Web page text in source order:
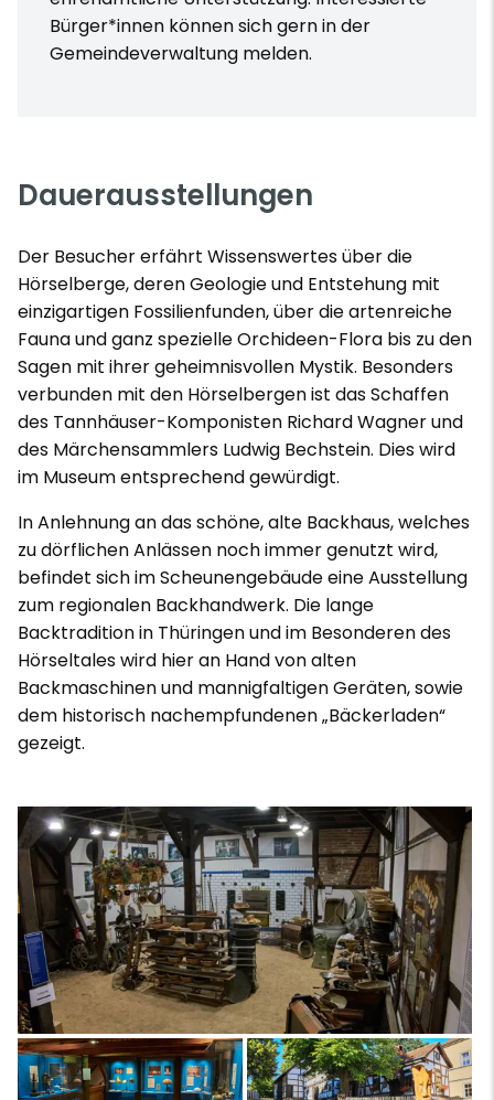
Bürger*innen können sich gern in der
Gemeindeverwaltung melden.
Dauerausstellungen
Der Besucher erfährt Wissenswertes über die
Hörselberge, deren Geologie und Entstehung mit
einzigartigen Fossilienfunden, über die artenreiche
Fauna und ganz spezielle Orchideen-Flora bis zu den
Sagen mit ihrer geheimnisvollen Mystik. Besonders
verbunden mit den Hörselbergen ist das Schaffen
des Tannhäuser-Komponisten Richard Wagner und
des Märchensammlers Ludwig Bechstein. Dies wird
im Museum entsprechend gewürdigt.
In Anlehnung an das schöne, alte Backhaus, welches
zu dörflichen Anlässen noch immer genutzt wird,
befindet sich im Scheunengebäude eine Ausstellung
zum regionalen Backhandwerk. Die lange
Backtradition in Thüringen und im Besonderen des
Hörseltales wird hier an Hand von alten
Backmaschinen und mannigfaltigen Geräten, sowie
dem historisch nachempfundenen „Bäckerladen“
gezeigt.